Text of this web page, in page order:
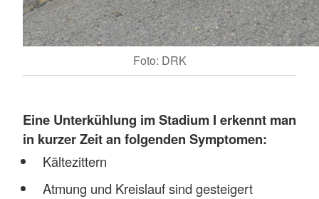
Foto: DRK
Eine Unterkühlung im Stadium I erkennt man
in kurzer Zeit an folgenden Symptomen:
Kältezittern
Atmung und Kreislauf sind gesteigert